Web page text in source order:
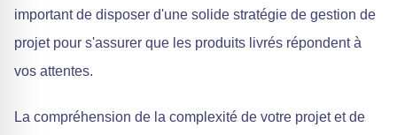
important de disposer d'une solide stratégie de gestion de
projet pour s'assurer que les produits livrés répondent à
vos attentes.
La compréhension de la complexité de votre projet et de